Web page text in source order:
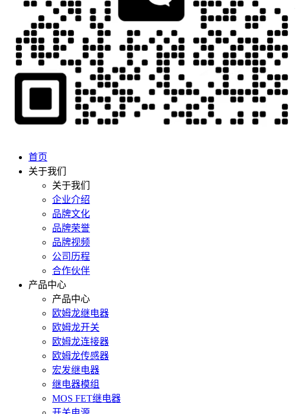
首页
关于我们
关于我们
企业介绍
品牌文化
品牌荣誉
品牌视频
公司历程
合作伙伴
产品中心
产品中心
欧姆龙继电器
欧姆龙开关
欧姆龙连接器
欧姆龙传感器
宏发继电器
继电器模组
MOS FET继电器